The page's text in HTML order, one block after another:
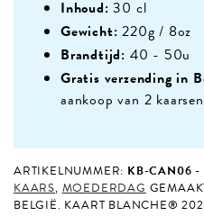
Inhoud:30 cl
Gewicht:220g / 8oz
Brandtijd: 40 - 50u
Gratis verzending in
aankoop van 2 kaarsen
ARTIKELNUMMER: KB-CAN06
KAARS,MOEDERDAG
BELGIË. KAART BLANCHE®